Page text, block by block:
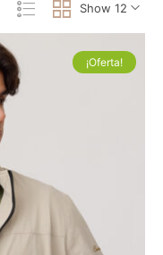
Show 12
¡Oferta!